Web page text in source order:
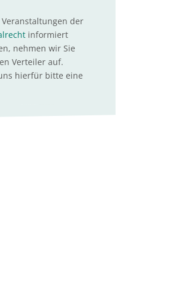
der
informiert
nehmen wir Sie
Verteiler auf.
hierfür bitte eine